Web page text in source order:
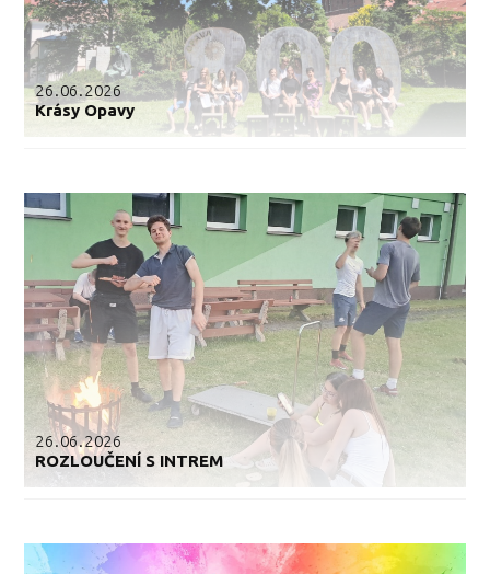
26.06.2026
Krásy Opavy
26.06.2026
ROZLOUČENÍ S INTREM